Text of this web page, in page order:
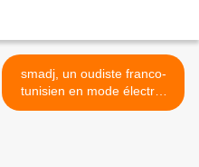
smadj, un oudiste franco-
tunisien en mode électro-
festif french >